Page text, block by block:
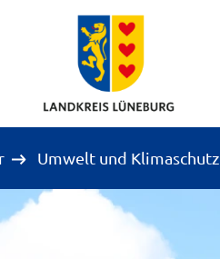
Umwelt und Klimaschutz